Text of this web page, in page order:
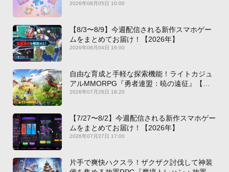
2026年08月05日 10:00
【8/3〜8/9】今週配信される新作スマホゲー
ムをまとめてお届け！【2026年】
2026年08月04日 16:00
自由な育成と手軽な探索機能！ライトカジュ
アルMMORPG『勇者連盟：暁の遠征』【最
新作PICKUP】
2026年07月28日 18:20
【7/27〜8/2】今週配信される新作スマホゲー
ムをまとめてお届け！【2026年】
2026年07月27日 17:00
片手で爽快ハクスラ！ザクザク討伐して神装